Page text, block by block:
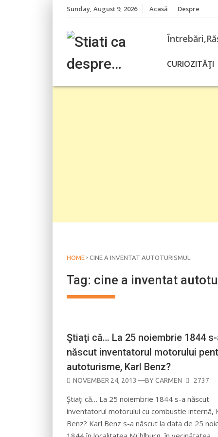
Sunday, August 9, 2026 Acasă Despre
CURIOZITĂŢI
HOME › CINE A INVENTAT AUTOTURISMUL
Tag: cine a inventat
Ştiaţi că… La 25 noiembrie 1844
născut inventatorul motorului
autoturisme, Karl Benz?
POSTED
NOVEMBER 24, 2013 —BYCARMEN 2737
Ştiaţi că… La 25 noiembrie 1844 s-a născut
inventatorul motorului cu combustie internă,
Benz? Karl Benz s-a născut la data de 25